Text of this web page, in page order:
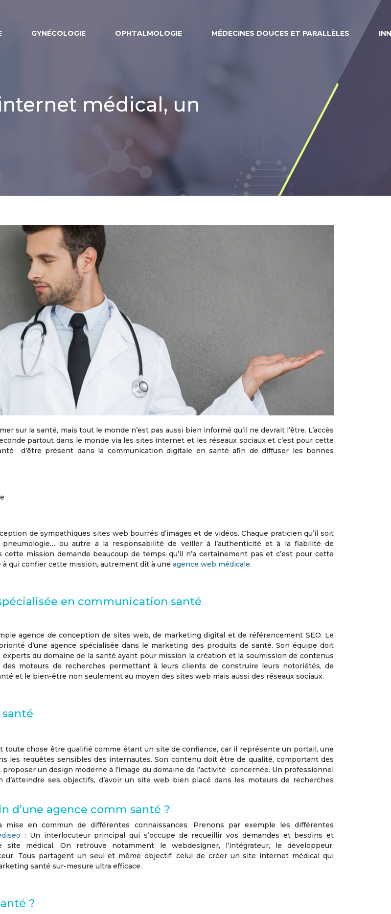
GYNÉCOLOGIE OPHTALMOLOGIE MÉDECINES DOUCES ET PARALLÈLES
médical, un
sur la santé, mais tout le monde n’est pas aussi bien informé qu’il ne devrait l’être. L’accès
partout dans le monde via les sites internet et les réseaux sociaux et c’est pour cette
d’être présent dans la communication digitale en santé afin de diffuser les bonnes
de sympathiques sites web bourrés d’images et de vidéos. Chaque praticien qu’il soit
pneumologie… ou autre a la responsabilité de veiller à l’authenticité et à la fiabilité de
mission demande beaucoup de temps qu’il n’a certainement pas et c’est pour cette
à qui confier cette mission, autrement dit à une agence web médicale.
en communication santé
agence de conception de sites web, de marketing digital et de référencement SEO. Le
d’une agence spécialisée dans le marketing des produits de santé. Son équipe doit
du domaine de la santé ayant pour mission la création et la soumission de contenus
moteurs de recherches permettant à leurs clients de construire leurs notoriétés, de
et le bien-être non seulement au moyen des sites web mais aussi des réseaux sociaux.
chose être qualifié comme étant un site de confiance, car il représente un portail, une
les requêtes sensibles des internautes. Son contenu doit être de qualité, comportant des
un design moderne à l’image du domaine de l’activité concernée. Un professionnel
d’atteindre ses objectifs, d’avoir un site web bien placé dans les moteurs de recherches
d’une agence comm santé ?
mise en commun de différentes connaissances. Prenons par exemple les différentes
: Un interlocuteur principal qui s’occupe de recueillir vos demandes et besoins et
site médical . On retrouve notamment le webdesigner, l’intégrateur, le développeur,
Tous partagent un seul et même objectif, celui de créer un site internet médical qui
santé sur-mesure ultra efficace.
?